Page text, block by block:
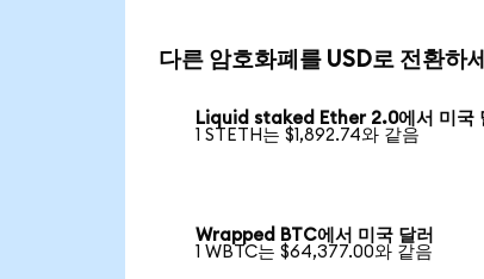
다른 암호화폐를 USD로 전환하
Liquid staked Ether 2.0에서 미국
1 STETH는 $1,892.74와 같음
Wrapped BTC에서 미국 달러
1 WBTC는 $64,377.00와 같음